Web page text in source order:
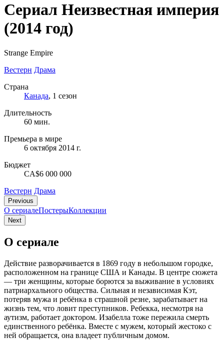
Сериал Неизвестная империя
(2014 год)
Strange Empire
Вестерн Драма
Страна
Канада, 1 сезон
Длительность
60 мин.
Премьера в мире
6 октября 2014 г.
Бюджет
CA$6 000 000
Вестерн Драма
Previous
О сериалеПостерыКоллекции
Next
О сериале
Действие разворачивается в 1869 году в небольшом городке,
расположенном на границе США и Канады. В центре сюжета
— три женщины, которые борются за выживание в условиях
патриархального общества. Сильная и независимая Кэт,
потеряв мужа и ребёнка в страшной резне, зарабатывает на
жизнь тем, что ловит преступников. Ребекка, несмотря на
аутизм, работает доктором. Изабелла тоже пережила смерть
единственного ребёнка. Вместе с мужем, который жестоко с
ней обращается, она владеет публичным домом.